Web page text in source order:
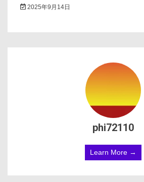
2025年9月14日
phi72110
Learn More →